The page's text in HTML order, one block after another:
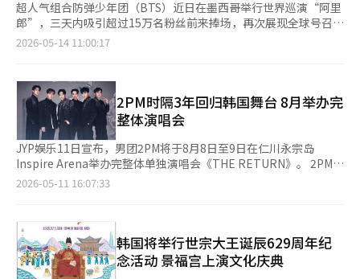
超人气组合防弹少年团（BTS）近日在墨西哥举行世界巡演“阿里
郎”，三天内吸引超过15万名粉丝前来捧场，再次展现全球号召
力。拉丁美洲粉丝的热情直接反映在音乐数据上，成为推动BTS新
周全球流媒体播放量达7.391亿次。 Luminate表示，这不仅是
2026年发行专辑中的首周最高纪录，也是继泰勒·斯威夫特去年
10月发行专辑《Life of a Showgirl》创下13亿次播放量之后，全
球最高流媒体成绩
2026-05-14 11:00:17
2PM时隔3年回归韩国舞台 8月举办完
整体演唱会
JYP娱乐11日宣布，男团2PM将于8月8日至9日在仁川永宗岛
Inspire Arena举办完整体单独演唱会《THE RETURN》。 2PM于
前一日在东京巨蛋举行的日本出道15周年纪念演唱会上，通过现场
等代表歌曲。这也是2PM继2016年入伍前演出后，时隔10年再次
登上东京巨蛋舞台。 2PM计划通过8月的仁川演唱会，将完整体回
归热度延续至韩国国内市场。这也是继2023年9月《It’s 2PM》
之后，组合时隔约3年再次举办完整体韩国演唱
2026-05-11 16:07:33
韩国将举行世宗大王诞辰629周年纪
念活动 景福宫上演文化庆典